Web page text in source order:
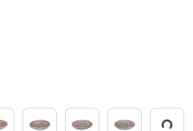
Pracuji...